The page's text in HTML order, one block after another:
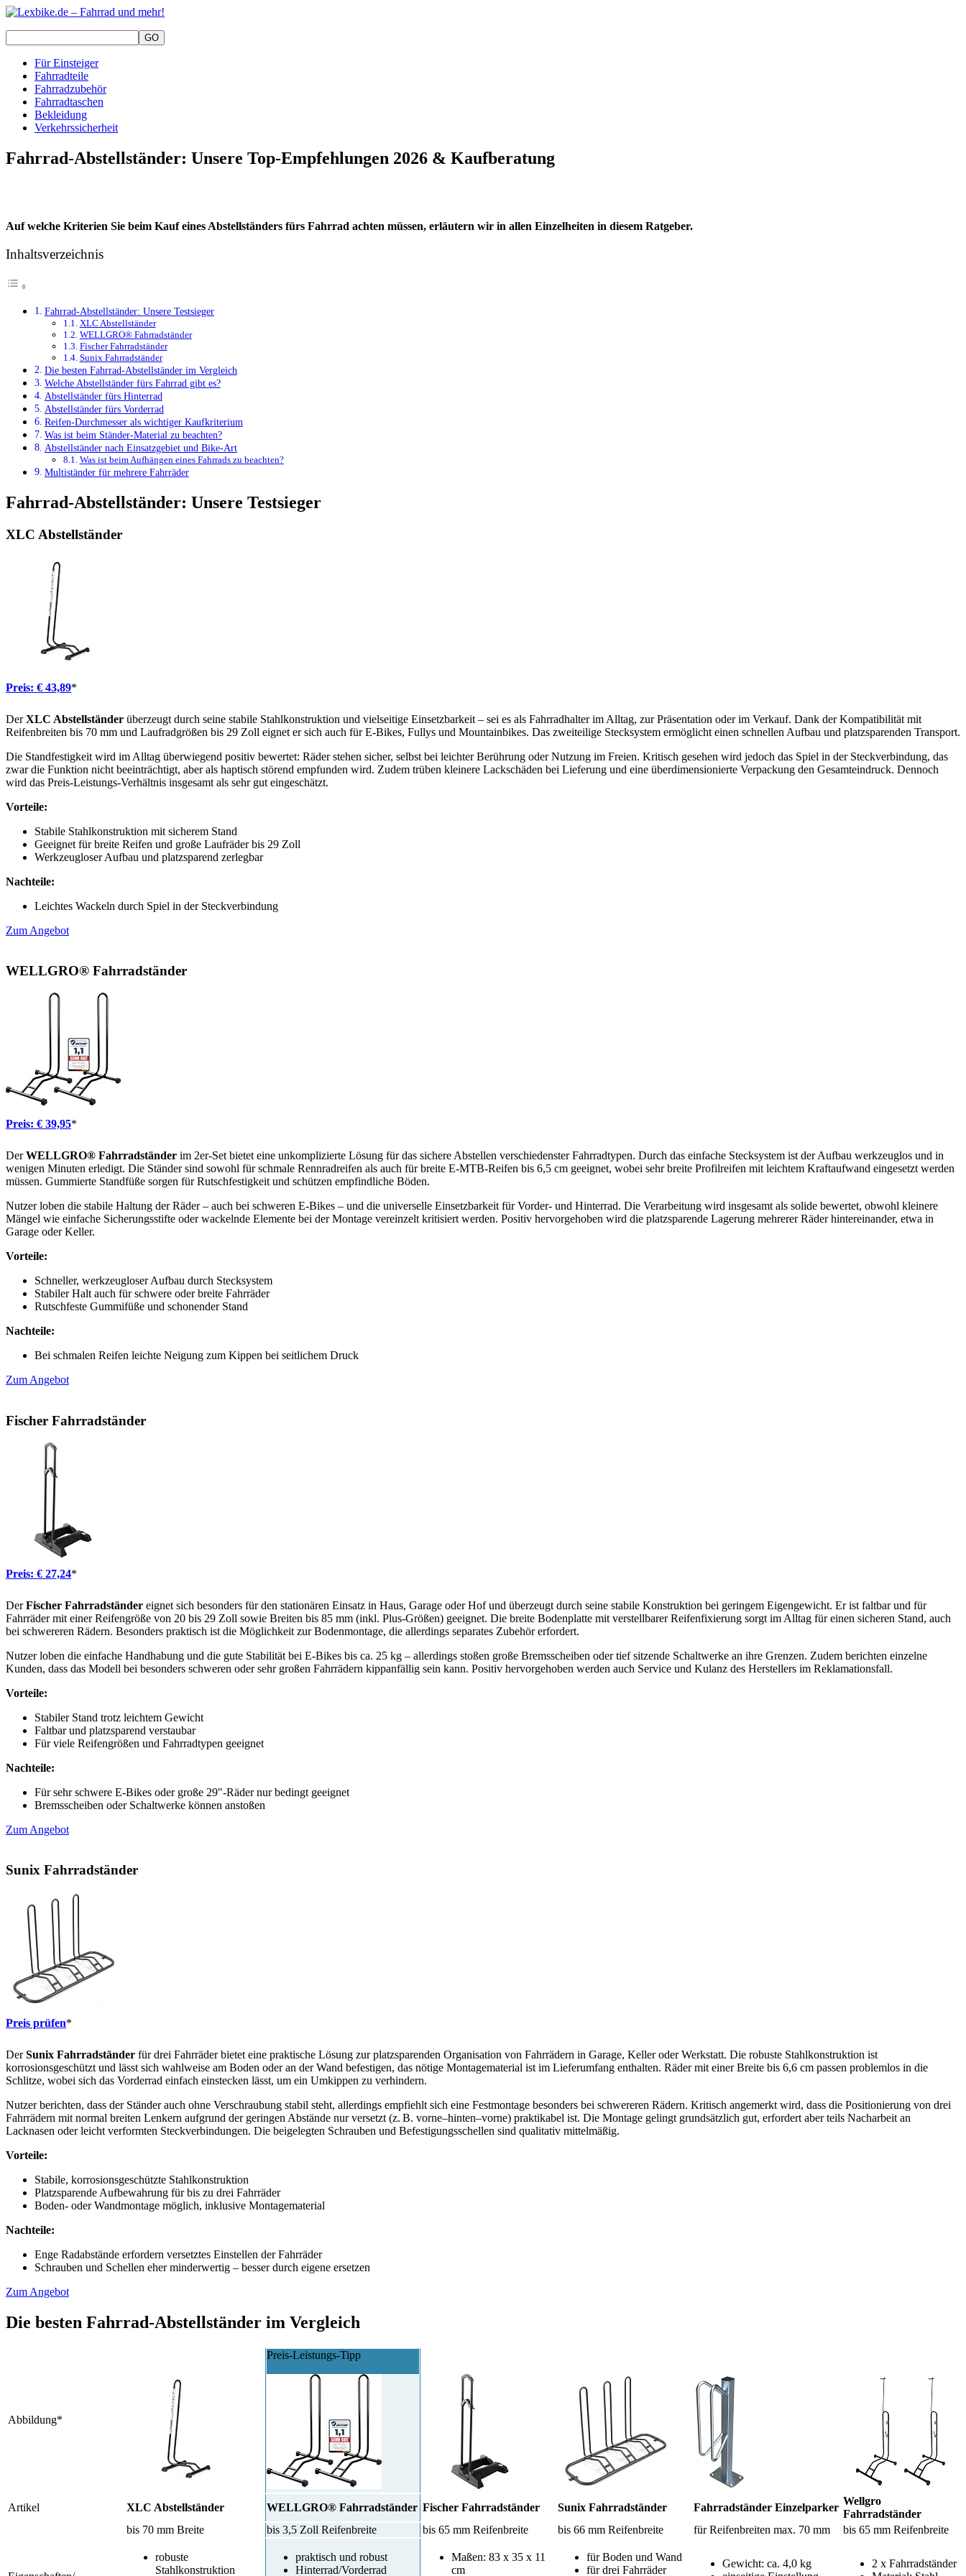
Für Einsteiger
Fahrradteile
Fahrradzubehör
Fahrradtaschen
Bekleidung
Verkehrssicherheit
Fahrrad-Abstellständer: Unsere Top-Empfehlungen 2026 & Kaufberatung
Auf welche Kriterien Sie beim Kauf eines Abstellständers fürs Fahrrad achten müssen, erläutern wir in allen Einzelheiten in diesem Ratgeber.
Inhaltsverzeichnis
Fahrrad-Abstellständer: Unsere Testsieger
XLC Abstellständer
WELLGRO® Fahrradständer
Fischer Fahrradständer
Sunix Fahrradständer
Die besten Fahrrad-Abstellständer im Vergleich
Welche Abstellständer fürs Fahrrad gibt es?
Abstellständer fürs Hinterrad
Abstellständer fürs Vorderrad
Reifen-Durchmesser als wichtiger Kaufkriterium
Was ist beim Ständer-Material zu beachten?
Abstellständer nach Einsatzgebiet und Bike-Art
Was ist beim Aufhängen eines Fahrrads zu beachten?
Multiständer für mehrere Fahrräder
Fahrrad-Abstellständer: Unsere Testsieger
XLC Abstellständer
Preis: € 43,89*
DerXLC Abstellständer überzeugt durch seine stabile Stahlkonstruktion und vielseitige Einsetzbarkeit – sei es als Fahrradhalter im Alltag, zur Präsentation oder im Verkauf. Dank der Kompatibilität mit
Reifenbreiten bis 70 mm und Laufradgrößen bis 29 Zoll eignet er sich auch für E-Bikes, Fullys und Mountainbikes. Das zweiteilige Stecksystem ermöglicht einen schnellen Aufbau und platzsparenden Transport.
Die Standfestigkeit wird im Alltag überwiegend positiv bewertet: Räder stehen sicher, selbst bei leichter Berührung oder Nutzung im Freien. Kritisch gesehen wird jedoch das Spiel in der Steckverbindung, das
zwar die Funktion nicht beeinträchtigt, aber als haptisch störend empfunden wird. Zudem trüben kleinere Lackschäden bei Lieferung und eine überdimensionierte Verpackung den Gesamteindruck. Dennoch
wird das Preis-Leistungs-Verhältnis insgesamt als sehr gut eingeschätzt.
Vorteile:
Stabile Stahlkonstruktion mit sicherem Stand
Geeignet für breite Reifen und große Laufräder bis 29 Zoll
Werkzeugloser Aufbau und platzsparend zerlegbar
Nachteile:
Leichtes Wackeln durch Spiel in der Steckverbindung
Zum Angebot
WELLGRO® Fahrradständer
Preis: € 39,95*
DerWELLGRO® Fahrradständer im 2er-Set bietet eine unkomplizierte Lösung für das sichere Abstellen verschiedenster Fahrradtypen. Durch das einfache Stecksystem ist der Aufbau werkzeuglos und in
wenigen Minuten erledigt. Die Ständer sind sowohl für schmale Rennradreifen als auch für breite E-MTB-Reifen bis 6,5 cm geeignet, wobei sehr breite Profilreifen mit leichtem Kraftaufwand eingesetzt werden
müssen. Gummierte Standfüße sorgen für Rutschfestigkeit und schützen empfindliche Böden.
Nutzer loben die stabile Haltung der Räder – auch bei schweren E-Bikes – und die universelle Einsetzbarkeit für Vorder- und Hinterrad. Die Verarbeitung wird insgesamt als solide bewertet, obwohl kleinere
Mängel wie einfache Sicherungsstifte oder wackelnde Elemente bei der Montage vereinzelt kritisiert werden. Positiv hervorgehoben wird die platzsparende Lagerung mehrerer Räder hintereinander, etwa in
Garage oder Keller.
Vorteile:
Schneller, werkzeugloser Aufbau durch Stecksystem
Stabiler Halt auch für schwere oder breite Fahrräder
Rutschfeste Gummifüße und schonender Stand
Nachteile:
Bei schmalen Reifen leichte Neigung zum Kippen bei seitlichem Druck
Zum Angebot
Fischer Fahrradständer
Preis: € 27,24*
DerFischer Fahrradständer eignet sich besonders für den stationären Einsatz in Haus, Garage oder Hof und überzeugt durch seine stabile Konstruktion bei geringem Eigengewicht. Er ist faltbar und für
Fahrräder mit einer Reifengröße von 20 bis 29 Zoll sowie Breiten bis 85 mm (inkl. Plus-Größen) geeignet. Die breite Bodenplatte mit verstellbarer Reifenfixierung sorgt im Alltag für einen sicheren Stand, auch
bei schwereren Rädern. Besonders praktisch ist die Möglichkeit zur Bodenmontage, die allerdings separates Zubehör erfordert.
Nutzer loben die einfache Handhabung und die gute Stabilität bei E-Bikes bis ca. 25 kg – allerdings stoßen große Bremsscheiben oder tief sitzende Schaltwerke an ihre Grenzen. Zudem berichten einzelne
Kunden, dass das Modell bei besonders schweren oder sehr großen Fahrrädern kippanfällig sein kann. Positiv hervorgehoben werden auch Service und Kulanz des Herstellers im Reklamationsfall.
Vorteile:
Stabiler Stand trotz leichtem Gewicht
Faltbar und platzsparend verstaubar
Für viele Reifengrößen und Fahrradtypen geeignet
Nachteile:
Für sehr schwere E-Bikes oder große 29"-Räder nur bedingt geeignet
Bremsscheiben oder Schaltwerke können anstoßen
Zum Angebot
Sunix Fahrradständer
Preis prüfen*
DerSunix Fahrradständer für drei Fahrräder bietet eine praktische Lösung zur platzsparenden Organisation von Fahrrädern in Garage, Keller oder Werkstatt. Die robuste Stahlkonstruktion ist
korrosionsgeschützt und lässt sich wahlweise am Boden oder an der Wand befestigen, das nötige Montagematerial ist im Lieferumfang enthalten. Räder mit einer Breite bis 6,6 cm passen problemlos in die
Schlitze, wobei sich das Vorderrad einfach einstecken lässt, um ein Umkippen zu verhindern.
Nutzer berichten, dass der Ständer auch ohne Verschraubung stabil steht, allerdings empfiehlt sich eine Festmontage besonders bei schwereren Rädern. Kritisch angemerkt wird, dass die Positionierung von drei
Fahrrädern mit normal breiten Lenkern aufgrund der geringen Abstände nur versetzt (z. B. vorne–hinten–vorne) praktikabel ist. Die Montage gelingt grundsätzlich gut, erfordert aber teils Nacharbeit an
Lacknasen oder leicht verformten Steckverbindungen. Die beigelegten Schrauben und Befestigungsschellen sind qualitativ mittelmäßig.
Vorteile:
Stabile, korrosionsgeschützte Stahlkonstruktion
Platzsparende Aufbewahrung für bis zu drei Fahrräder
Boden- oder Wandmontage möglich, inklusive Montagematerial
Nachteile:
Enge Radabstände erfordern versetztes Einstellen der Fahrräder
Schrauben und Schellen eher minderwertig – besser durch eigene ersetzen
Zum Angebot
Die besten Fahrrad-Abstellständer im Vergleich
Abbildung*
Preis-Leistungs-Tipp
Artikel XLC Abstellständer WELLGRO® Fahrradständer Fischer Fahrradständer Sunix Fahrradständer Fahrradständer Einzelparker
Wellgro
Fahrradständer
bis 70 mm Breite
bis 3,5 Zoll Reifenbreite bis 65 mm Reifenbreite bis 66 mm Reifenbreite für Reifenbreiten max. 70 mm bis 65 mm Reifenbreite
robuste
Stahlkonstruktion
praktisch und robust
Hinterrad/Vorderrad
Maßen: 83 x 35 x 11
cm
für Boden und Wand
für drei Fahrräder
Gewicht: ca. 4,0 kg
2 x Fahrradständer